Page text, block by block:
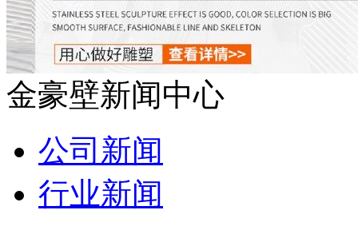
金豪壁新闻中心
公司新闻
行业新闻